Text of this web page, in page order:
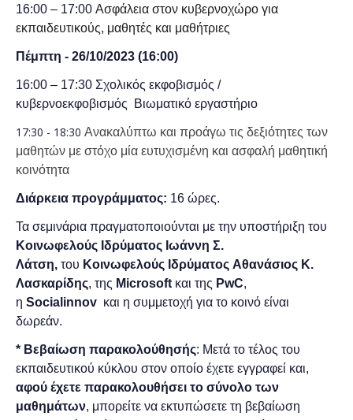
16:00 – 17:00 Ασφάλεια στον κυβερνοχώρο για
εκπαιδευτικούς, μαθητές και μαθήτριες
Πέμπτη - 26/10/2023 (16:00)
16:00 – 17:30 Σχολικός εκφοβισμός /
κυβερνοεκφοβισμός Βιωματικό εργαστήριο
17:30 - 18:30 Ανακαλύπτω και προάγω τις δεξιότητες των
μαθητών με στόχο μία ευτυχισμένη και ασφαλή μαθητική
κοινότητα
Διάρκεια προγράμματος: 16 ώρες.
Τα σεμινάρια πραγματοποιούνται με την υποστήριξη του
Κοινωφελούς Ιδρύματος Ιωάννη Σ.
Λάτση, του Κοινωφελούς Ιδρύματος Aθανάσιος Κ.
Λασκαρίδης, της Μicrosoft και της PwC,
η Socialinnov και η συμμετοχή για το κοινό είναι
δωρεάν.
* Bεβαίωση παρακολούθησής: Μετά το τέλος του
εκπαιδευτικού κύκλου στον οποίο έχετε εγγραφεί και,
αφού έχετε παρακολουθήσει το σύνολο των
μαθημάτων, μπορείτε να εκτυπώσετε τη βεβαίωση